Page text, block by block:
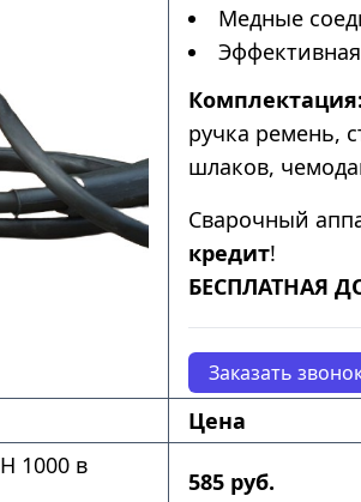
Медные
Комплектация:
ручка ремень,
шлаков,
Сварочный
кредит!
БЕСПЛАТНАЯ
Заказать
Цена
1000 в
585 руб.